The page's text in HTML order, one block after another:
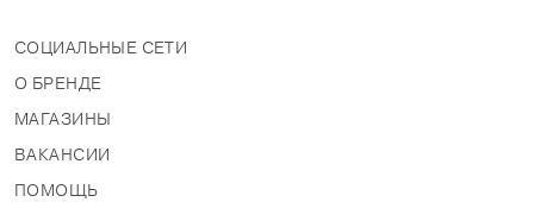
СОЦИАЛЬНЫЕ СЕТИ
О БРЕНДЕ
МАГАЗИНЫ
ВАКАНСИИ
ПОМОЩЬ